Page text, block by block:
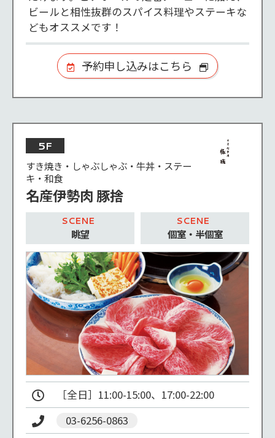
ビールと相性抜群のスパイス料理やステーキな
どもオススメです！
予約申し込みはこちら
5F
すき焼き・しゃぶしゃぶ・牛丼・ステー
キ・和食
名産伊勢肉 豚捨
眺望 個室・半個室
［全日］11:00-15:00、17:00-22:00
03-6256-0863